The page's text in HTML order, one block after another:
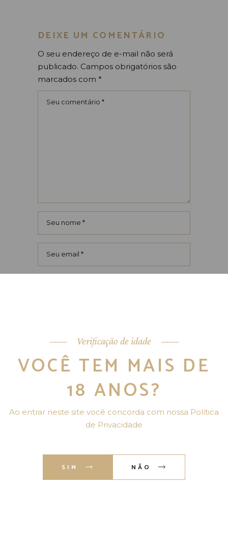
Verificação de idade
VOCÊ TEM MAIS DE
18 ANOS?
Ao entrar neste site você concorda com nossa Política
de Privacidade
SIM NÃO
DEIXE UM COMENTÁRIO
O seu endereço de e-mail não será
publicado. Campos obrigatórios são
marcados com *
PUBLICAR COMENTÁRIO
Busca